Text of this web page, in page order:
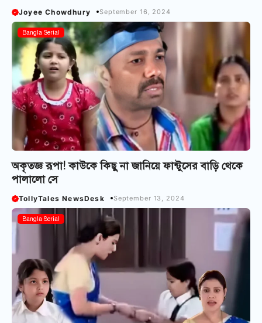
Joyee Chowdhury September 16, 2024
Bangla Serial
অকৃতজ্ঞ রূপা! কাউকে কিছু না জানিয়ে ফান্টুসের বাড়ি থেকে
পালালো সে
TollyTales NewsDesk September 13, 2024
Bangla Serial